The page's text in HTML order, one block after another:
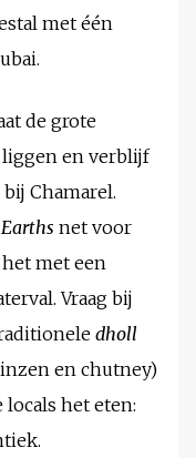
met één
de grote
en verblijf
Chamarel.
net voor
met een
Vraag bij
dholl
en chutney)
het eten: